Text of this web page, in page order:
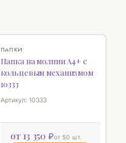
ПАПКИ
Папка на молнии А4+ с
кольцевым механизмом
10333
Артикул: 10333
от 13 350 ₽от 50 шт.